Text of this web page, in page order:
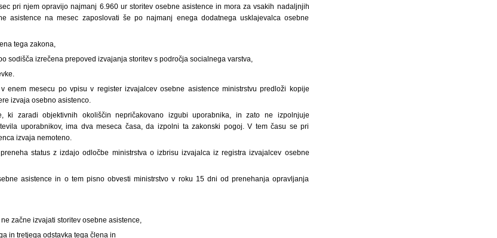
pri njem opravijo najmanj 6.960 ur storitev osebne asistence in mora za vsakih nadaljnjih
asistence na mesec zaposlovati še po najmanj enega dodatnega usklajevalca osebne
tega zakona,
sodišča izrečena prepoved izvajanja storitev s področja socialnega varstva,
enem mesecu po vpisu v register izvajalcev osebne asistence ministrstvu predloži kopije
izvaja osebno asistenco.
ki zaradi objektivnih okoliščin nepričakovano izgubi uporabnika, in zato ne izpolnjuje
uporabnikov, ima dva meseca časa, da izpolni ta zakonski pogoj. V tem času se pri
izvaja nemoteno.
status z izdajo odločbe ministrstva o izbrisu izvajalca iz registra izvajalcev osebne
asistence in o tem pisno obvesti ministrstvo v roku 15 dni od prenehanja opravljanja
začne izvajati storitev osebne asistence,
in tretjega odstavka tega člena in